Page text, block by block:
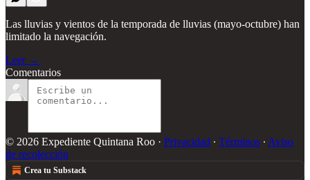
Las lluvias y vientos de la temporada de lluvias (mayo-octubre) han
limitado la navegación.
Leer →
Comentarios
© 2026 Expediente Quintana Roo · Privacidad ∙ Términos ∙ Aviso
de recolección
Crea tu Substack